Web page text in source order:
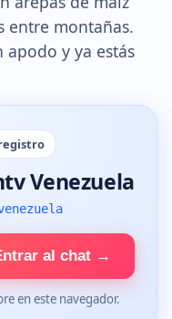
entre montañas.
y ya estás
Venezuela
al chat →
en este navegador.